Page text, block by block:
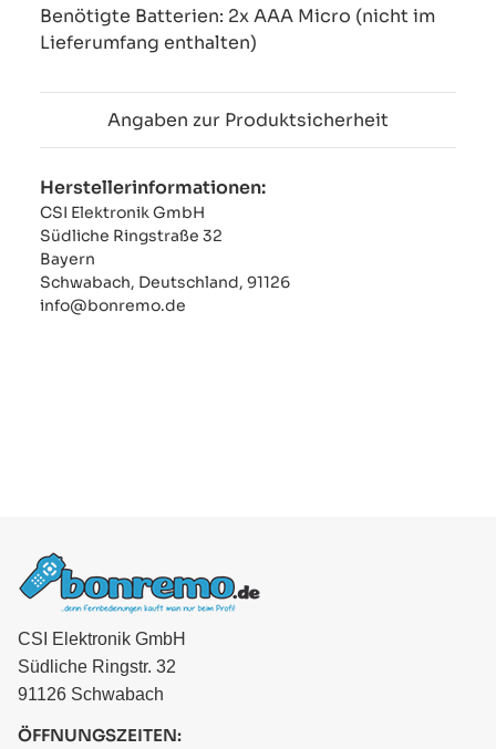
Benötigte Batterien: 2x AAA Micro (nicht im
Lieferumfang enthalten)
Angaben zur Produktsicherheit
Herstellerinformationen:
CSI Elektronik GmbH
Südliche Ringstraße 32
Bayern
Schwabach, Deutschland, 91126
info@bonremo.de
CSI Elektronik GmbH
Südliche Ringstr. 32
91126 Schwabach
ÖFFNUNGSZEITEN: